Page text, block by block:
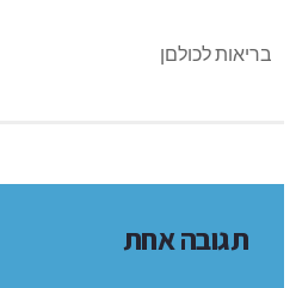
בריאות לכולםן
תגובה אחת